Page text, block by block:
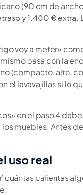
(90 cm de
y 1.400 € extra.
voy a meter»
pasa con la
(compacto, alto,
el lavavajillas si lo
en el paso 4
muebles. Antes
uso real
cuántas calientas